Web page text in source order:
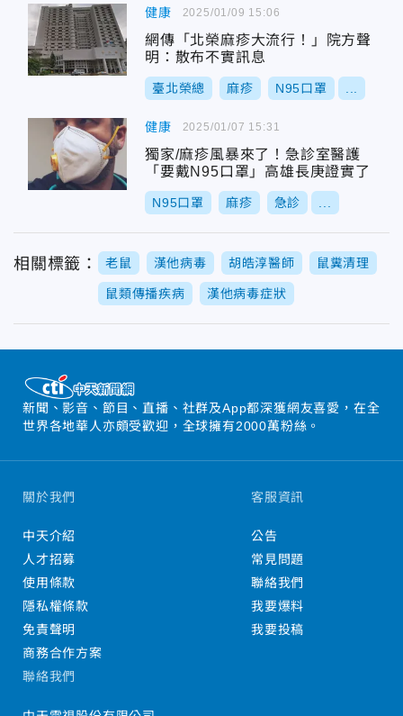
健康
網傳「北榮麻疹大流行！」院方聲
明：散布不實訊息
臺北榮總 麻疹 N95口罩
2025/01/09 15:06
健康
獨家/麻疹風暴來了！急診室醫護
「要戴N95口罩」高雄長庚證實了
N95口罩 麻疹 急診
2025/01/07 15:31
相關標籤： 老鼠 漢他病毒 胡皓淳醫師 鼠糞清理
鼠類傳播疾病 漢他病毒症狀
新聞、影音、節目、直播、社群及App都深獲網友喜愛，在全
世界各地華人亦頗受歡迎，全球擁有2000萬粉絲。
關於我們
中天介紹
人才招募
使用條款
隱私權條款
免責聲明
商務合作方案
客服資訊
公告
常見問題
聯絡我們
我要爆料
我要投稿
聯絡我們